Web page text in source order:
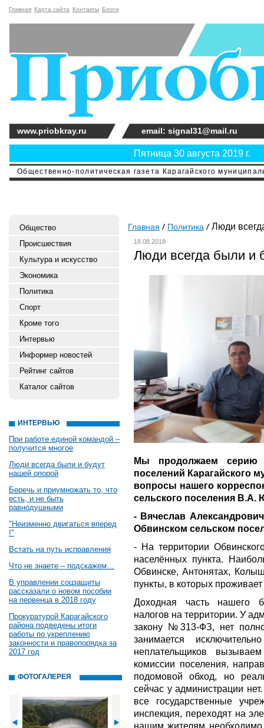
Главная Карта сайта Контакты Блоги
Общественно-политическая газета Карагайского
Пятница 30 августа 2019 г.
www.priobkray.ru email: signal31@mail.ru
Общество
Происшествия
Культура и искусство
Экономика
Политика
Спорт
Кроме того
Интервью
Информер новостей
Рейтинг сайтов
Каталог сайтов
ИНТЕРВЬЮ
При работе единой командой –
получится многое
Люди всегда были и будут
нашей опорой
Беречь и приумножать то, что
есть, и не быть
равнодушными
"Неизменно двигаться вперед
!"
Встать на путь исправления
Что не знаете – подскажем…
В управлении соцзащиты
рассказали о новом пособии
на первенца в 2018 году
Прокуратурой Карагайского
района подведены итоги
работы по укреплению
законности и правопорядка за
2017 год
ФОТОГАЛЕРЕЯ
Главная Политика Люди
18.08.2018
Люди всегда были и
Мы продолжаем серию
поселений Карагайского
вопросы нашего
сельского поселения В.А.
- Вячеслав
Обвинском сельском
- На территории
населённых пункта.
Обвинске, Антонятах,
пункты, в которых
Доходная часть нашего
налогов на территории. У
закону №313-ФЗ, нет
занимается
неплательщиков
комиссии поселения,
подомовой обход, но
сейчас у администрации
все государственные
инспекция, переходят на
нашим жителям необходимо